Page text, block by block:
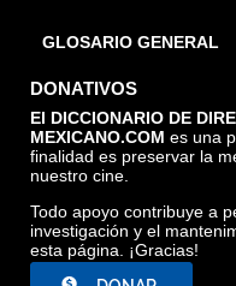
GLOSARIO GENERAL
DONATIVOS
El DICCIONARIO DE
MEXICANO.COM es una
finalidad es preservar la
nuestro cine.
Todo apoyo contribuye a
investigación y el
esta página. ¡Gracias!